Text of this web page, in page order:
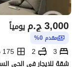
ج.م3,000 يومياً
مقدم 0%
3
2
175 متر مربع